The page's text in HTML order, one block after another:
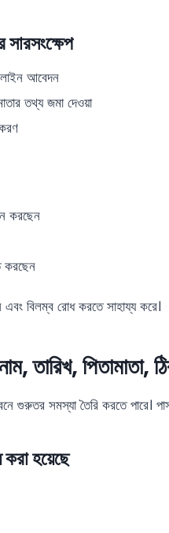
আবেদন
তথ্য জমা দেওয়া
করছেন
করছেন
বিলম্ব রোধ করতে সাহায্য করে।
তারিখ, পিতামাতা,
গুরুতর সমস্যা তৈরি করতে পারে।
হয়েছে